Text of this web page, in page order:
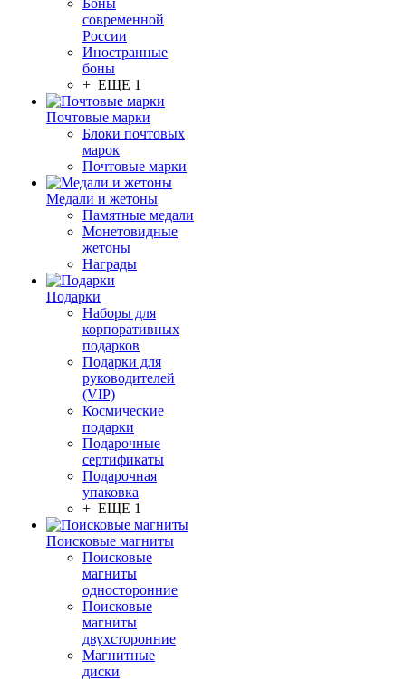
Боны
современной
России
Иностранные
боны
+ ЕЩЕ 1
Почтовые марки
Блоки почтовых
марок
Почтовые марки
Медали и жетоны
Памятные медали
Монетовидные
жетоны
Награды
Подарки
Наборы для
корпоративных
подарков
Подарки для
руководителей
(VIP)
Космические
подарки
Подарочные
сертификаты
Подарочная
упаковка
+ ЕЩЕ 1
Поисковые магниты
Поисковые
магниты
односторонние
Поисковые
магниты
двухсторонние
Магнитные
диски